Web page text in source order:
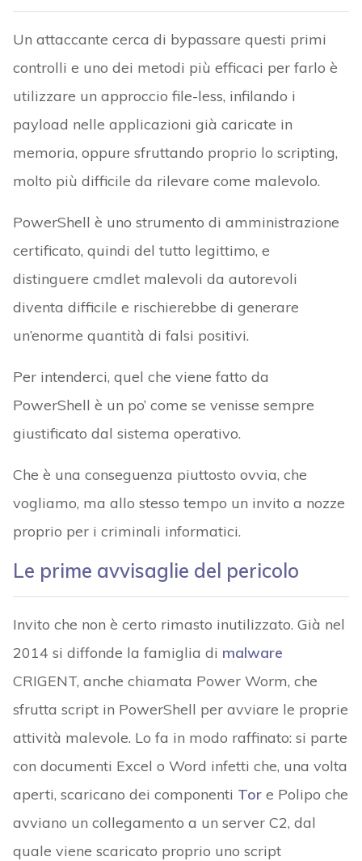
Un attaccante cerca di bypassare questi primi
controlli e uno dei metodi più efficaci per farlo è
utilizzare un approccio file-less, infilando i
payload nelle applicazioni già caricate in
memoria, oppure sfruttando proprio lo scripting,
molto più difficile da rilevare come malevolo.
PowerShell è uno strumento di amministrazione
certificato, quindi del tutto legittimo, e
distinguere cmdlet malevoli da autorevoli
diventa difficile e rischierebbe di generare
un’enorme quantità di falsi positivi.
Per intenderci, quel che viene fatto da
PowerShell è un po’ come se venisse sempre
giustificato dal sistema operativo.
Che è una conseguenza piuttosto ovvia, che
vogliamo, ma allo stesso tempo un invito a nozze
proprio per i criminali informatici.
Le prime avvisaglie del pericolo
Invito che non è certo rimasto inutilizzato. Già nel
2014 si diffonde la famiglia di malware
CRIGENT, anche chiamata Power Worm, che
sfrutta script in PowerShell per avviare le proprie
attività malevole. Lo fa in modo raffinato: si parte
con documenti Excel o Word infetti che, una volta
aperti, scaricano dei componenti Tore Polipo che
avviano un collegamento a un server C2, dal
quale viene scaricato proprio uno script